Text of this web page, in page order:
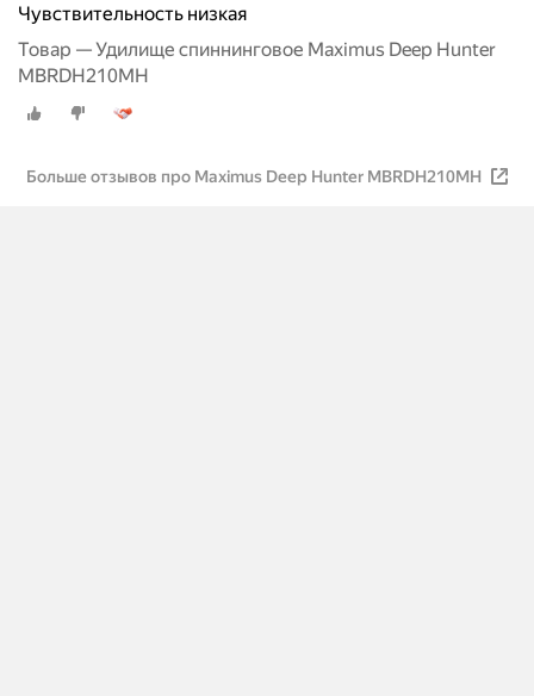
Чувствительность низкая
Товар — Удилище спиннинговое Maximus Deep Hunter
MBRDH210MH
Больше отзывов про Maximus Deep Hunter MBRDH210MH